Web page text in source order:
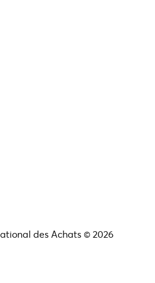
des Achats © 2026